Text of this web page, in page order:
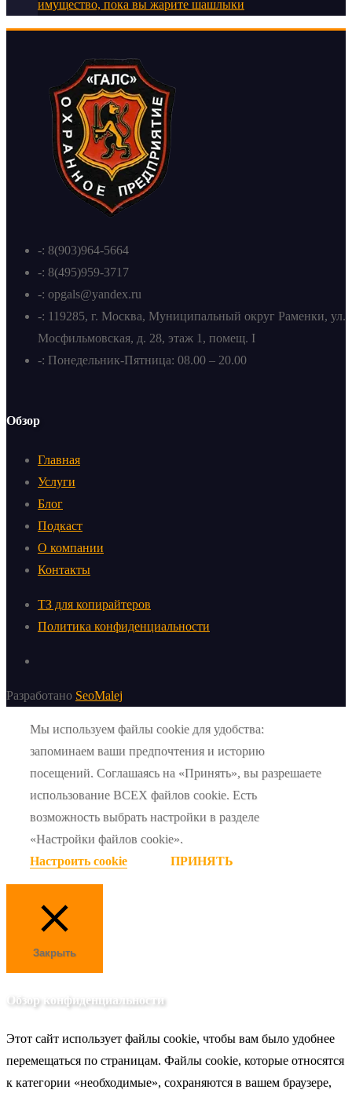
имущество, пока вы жарите шашлыки
-: 8(903)964-5664
-: 8(495)959-3717
-: opgals@yandex.ru
-: 119285, г. Москва, Муниципальный округ Раменки, ул.
Мосфильмовская, д. 28, этаж 1, помещ. I
-: Понедельник-Пятница: 08.00 – 20.00
Обзор
Главная
Услуги
Блог
Подкаст
О компании
Контакты
ТЗ для копирайтеров
Политика конфиденциальности
Разработано SeoMalej
Мы используем файлы cookie для удобства:
запоминаем ваши предпочтения и историю
посещений. Соглашаясь на «Принять», вы разрешаете
использование ВСЕХ файлов cookie. Есть
возможность выбрать настройки в разделе
«Настройки файлов cookie».
Настроить cookie
ПРИНЯТЬ
Закрыть
Обзор конфиденциальности
Этот сайт использует файлы cookie, чтобы вам было удобнее
перемещаться по страницам. Файлы cookie, которые относятся
к категории «необходимые», сохраняются в вашем браузере,